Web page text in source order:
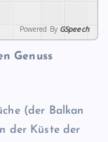
Powered By GSpeech
Genuss
(der Balkan
der Küste der